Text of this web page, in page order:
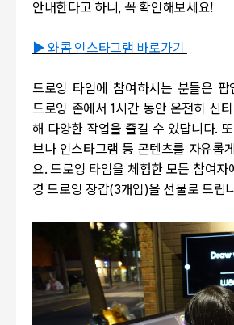
안내한다고 하니, 꼭 확인해보세요!
▶ 와콤 인스타그램 바로가기
드로잉 타임에 참여하시는 분들은 팝
드로잉 존에서 1시간 동안 온전히 신
해 다양한 작업을 즐길 수 있답니다.
브나 인스타그램 등 콘텐츠를 자유롭
요. 드로잉 타임을 체험한 모든 참여자
경 드로잉 장갑(3개입)을 선물로 드립